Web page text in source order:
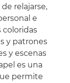
relajarse,
e
coloridas
y patrones
y escenas
es una
permite